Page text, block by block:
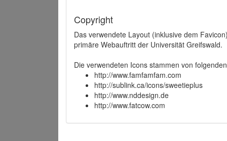
Copyright
Das verwendete Layout (inklusive dem
primäre Webauftritt der Universität Greifswald.
Die verwendeten Icons stammen von
http://www.famfamfam.com
http://sublink.ca/icons/sweetieplus
http://www.nddesign.de
http://www.fatcow.com